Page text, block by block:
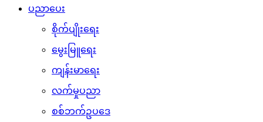
ပညာပေး
စိုက်ပျိုးရေး
မွေးမြူရေး
ကျန်းမာရေး
လက်မှုပညာ
စစ်ဘက်ဥပဒေ